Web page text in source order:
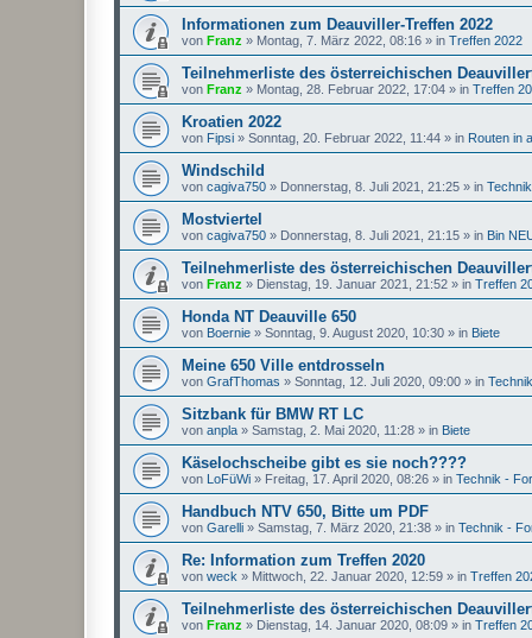
Informationen zum Deauviller-Treffen 2022
von Franz » Montag, 7. März 2022, 08:16 » in Treffen 2022
Teilnehmerliste des österreichischen
von Franz » Montag, 28. Februar 2022, 17:04 » in Treffen
Kroatien 2022
von Fipsi » Sonntag, 20. Februar 2022, 11:44 » in Routen in
Windschild
von cagiva750 » Donnerstag, 8. Juli 2021, 21:25 » in
Mostviertel
von cagiva750 » Donnerstag, 8. Juli 2021, 21:15 » in Bin
Teilnehmerliste des österreichischen
von Franz » Dienstag, 19. Januar 2021, 21:52 » in Treffen
Honda NT Deauville 650
von Boernie » Sonntag, 9. August 2020, 10:30 » in Biete
Meine 650 Ville entdrosseln
von GrafThomas » Sonntag, 12. Juli 2020, 09:00 » in
Sitzbank für BMW RT LC
von anpla » Samstag, 2. Mai 2020, 11:28 » in Biete
Käselochscheibe gibt es sie noch????
von LoFüWi » Freitag, 17. April 2020, 08:26 » in Technik -
Handbuch NTV 650, Bitte um PDF
von Garelli » Samstag, 7. März 2020, 21:38 » in Technik -
Re: Information zum Treffen 2020
von weck » Mittwoch, 22. Januar 2020, 12:59 » in Treffen
Teilnehmerliste des österreichischen
von Franz » Dienstag, 14. Januar 2020, 08:09 » in Treffen